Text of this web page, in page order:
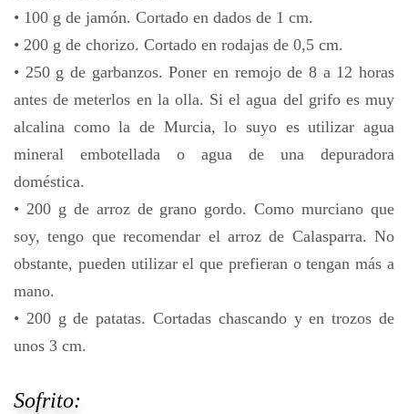
• 100 g de jamón. Cortado en dados de 1 cm.
• 200 g de chorizo. Cortado en rodajas de 0,5 cm.
• 250 g de garbanzos. Poner en remojo de 8 a 12 horas
antes de meterlos en la olla. Si el agua del grifo es muy
alcalina como la de Murcia, lo suyo es utilizar agua
mineral embotellada o agua de una depuradora
doméstica.
• 200 g de arroz de grano gordo. Como murciano que
soy, tengo que recomendar el arroz de Calasparra. No
obstante, pueden utilizar el que prefieran o tengan más a
mano.
• 200 g de patatas. Cortadas chascando y en trozos de
unos 3 cm.
Sofrito: